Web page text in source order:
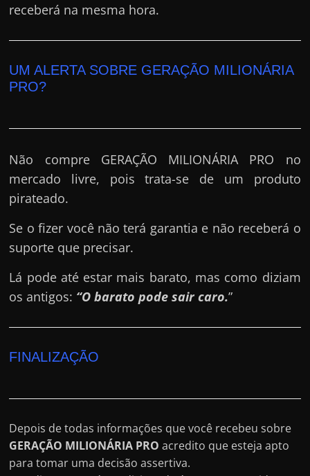
receberá na mesma hora.
UM ALERTA SOBRE GERAÇÃO MILIONÁRIA
PRO?
Não compre GERAÇÃO MILIONÁRIA PRO no
mercado livre, pois trata-se de um produto
pirateado.
Se o fizer você não terá garantia e não receberá o
suporte que precisar.
Lá pode até estar mais barato, mas como diziam
os antigos: “O barato pode sair caro.”
FINALIZAÇÃO
Depois de todas informações que você recebeu sobre
GERAÇÃO MILIONÁRIA PRO acredito que esteja apto
para tomar uma decisão assertiva.